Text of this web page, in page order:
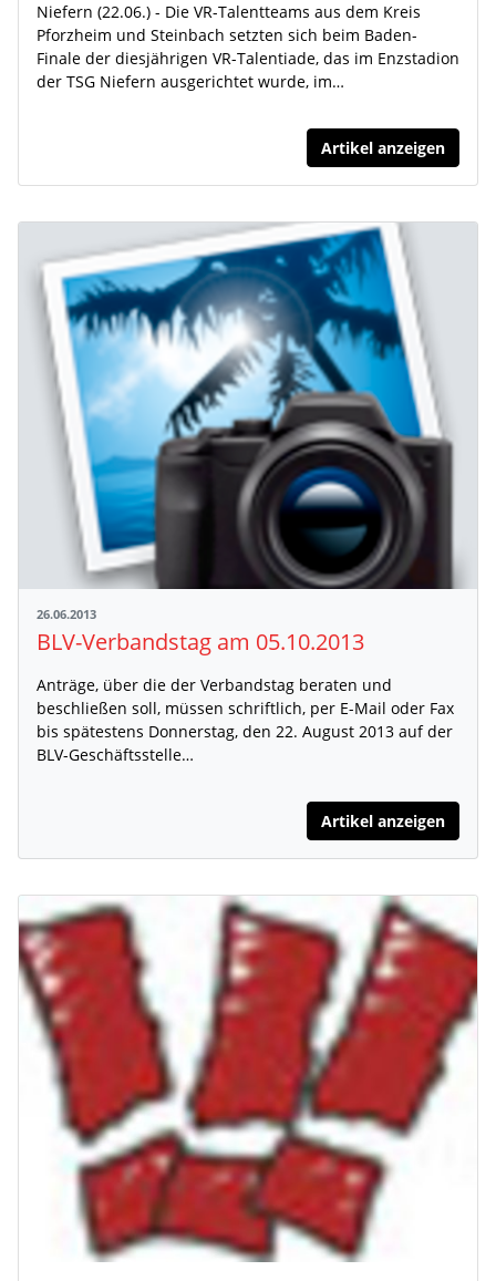
Niefern (22.06.) - Die VR-Talentteams aus dem Kreis
Pforzheim und Steinbach setzten sich beim Baden-
Finale der diesjährigen VR-Talentiade, das im Enzstadion
der TSG Niefern ausgerichtet wurde, im…
Artikel anzeigen
26.06.2013
BLV-Verbandstag am 05.10.2013
Anträge, über die der Verbandstag beraten und
beschließen soll, müssen schriftlich, per E-Mail oder Fax
bis spätestens Donnerstag, den 22. August 2013 auf der
BLV-Geschäftsstelle…
Artikel anzeigen